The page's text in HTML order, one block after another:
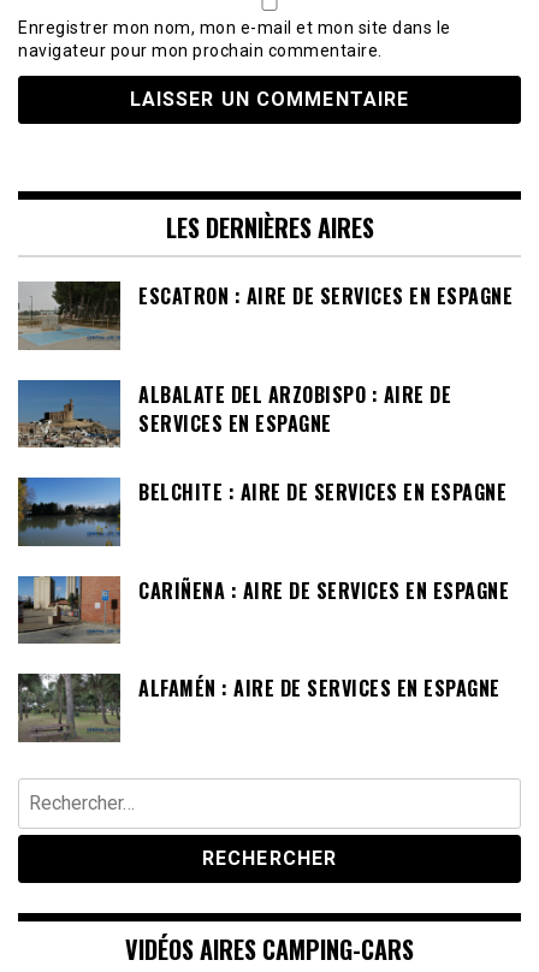
Enregistrer mon nom, mon e-mail et mon site dans le
navigateur pour mon prochain commentaire.
LES DERNIÈRES AIRES
ESCATRON : AIRE DE SERVICES EN ESPAGNE
ALBALATE DEL ARZOBISPO : AIRE DE
SERVICES EN ESPAGNE
BELCHITE : AIRE DE SERVICES EN ESPAGNE
CARIÑENA : AIRE DE SERVICES EN ESPAGNE
ALFAMÉN : AIRE DE SERVICES EN ESPAGNE
Rechercher :
VIDÉOS AIRES CAMPING-CARS